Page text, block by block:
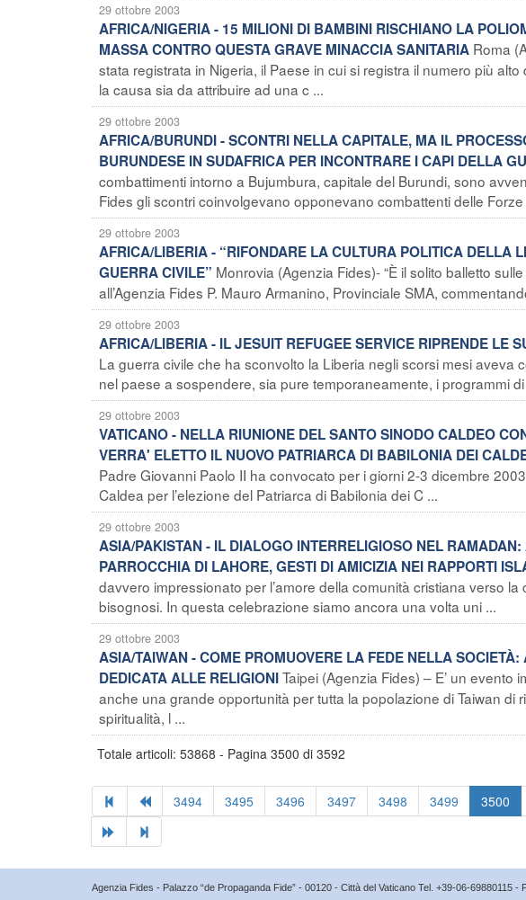
29 ottobre 2003
AFRICA/NIGERIA - 15 MILIONI DI BAMBINI RISCHIANO LA
MASSA CONTRO QUESTA GRAVE MINACCIA SANITARIA Roma
stata registrata in Nigeria, il Paese in cui si registra il numero più
la causa sia da attribuire ad una c ...
29 ottobre 2003
AFRICA/BURUNDI - SCONTRI NELLA CAPITALE, MA IL
BURUNDESE IN SUDAFRICA PER INCONTRARE I CAPI DELLA
combattimenti intorno a Bujumbura, capitale del Burundi, sono
Fides gli scontri coinvolgevano opponevano combattenti delle Forze
29 ottobre 2003
AFRICA/LIBERIA - “RIFONDARE LA CULTURA POLITICA DELLA
GUERRA CIVILE” Monrovia (Agenzia Fides)- “È il solito balletto
all’Agenzia Fides P. Mauro Armanino, Provinciale SMA,
29 ottobre 2003
AFRICA/LIBERIA - IL JESUIT REFUGEE SERVICE RIPRENDE LE
La guerra civile che ha sconvolto la Liberia negli scorsi mesi aveva
nel paese a sospendere, sia pure temporaneamente, i programmi
29 ottobre 2003
VATICANO - NELLA RIUNIONE DEL SANTO SINODO CALDEO
VERRA' ELETTO IL NUOVO PATRIARCA DI BABILONIA DEI
Padre Giovanni Paolo II ha convocato per i giorni 2-3 dicembre
Caldea per l’elezione del Patriarca di Babilonia dei C ...
29 ottobre 2003
ASIA/PAKISTAN - IL DIALOGO INTERRELIGIOSO NEL
PARROCCHIA DI LAHORE, GESTI DI AMICIZIA NEI RAPPORTI
davvero impressionato per l’amore della comunità cristiana verso
bisognosi. In questa celebrazione siamo ancora una volta uni ...
29 ottobre 2003
ASIA/TAIWAN - COME PROMUOVERE LA FEDE NELLA
DEDICATA ALLE RELIGIONITaipei (Agenzia Fides) – E’ un
anche una grande opportunità per tutta la popolazione di Taiwan di
spiritualità, l ...
Totale articoli: 53868 - Pagina 3500 di 3592
3494 3495 3496 3497 3498 3499 3500
Agenzia Fides - Palazzo “de Propaganda Fide” - 00120 - Città del Vaticano Tel. +39-06-69880115 -